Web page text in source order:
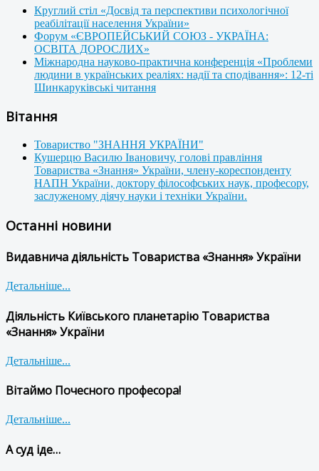
Круглий стіл «Досвід та перспективи психологічної
реабілітації населення України»
Форум «ЄВРОПЕЙСЬКИЙ СОЮЗ - УКРАЇНА:
ОСВІТА ДОРОСЛИХ»
Міжнародна науково-практична конференція «Проблеми
людини в українських реаліях: надії та сподівання»: 12-ті
Шинкаруківські читання
Вітання
Товариство "ЗНАННЯ УКРАЇНИ"
Кушерцю Василю Івановичу, голові правління
Товариства «Знання» України, члену-кореспонденту
НАПН України, доктору філософських наук, професору,
заслуженому діячу науки і техніки України.
Останні новини
Видавнича діяльність Товариства «Знання» України
Детальніше...
Діяльність Київського планетарію Товариства
«Знання» України
Детальніше...
Вітаймо Почесного професора!
Детальніше...
А суд іде…